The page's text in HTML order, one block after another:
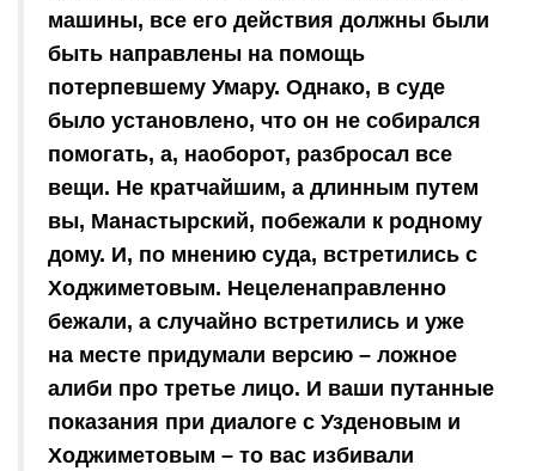
машины, все его действия должны были
быть направлены на помощь
потерпевшему Умару. Однако, в суде
было установлено, что он не собирался
помогать, а, наоборот, разбросал все
вещи. Не кратчайшим, а длинным путем
вы, Манастырский, побежали к родному
дому. И, по мнению суда, встретились с
Ходжиметовым. Нецеленаправленно
бежали, а случайно встретились и уже
на месте придумали версию – ложное
алиби про третье лицо. И ваши путанные
показания при диалоге с Узденовым и
Ходжиметовым – то вас избивали